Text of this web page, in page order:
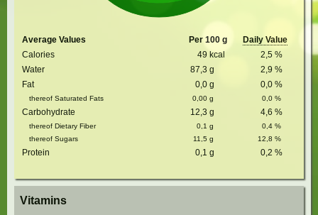
Average Values Per 100 g
Daily Value
Calories
49 kcal 2,5 %
Water
87,3 g 2,9 %
Fat
0,0 g 0,0 %
thereof Saturated Fats 0,00 g 0,0 %
Carbohydrate 12,3 g 4,6 %
thereof Dietary Fiber 0,1 g 0,4 %
thereof Sugars
11,5 g 12,8 %
Protein 0,1 g 0,2 %
Vitamins